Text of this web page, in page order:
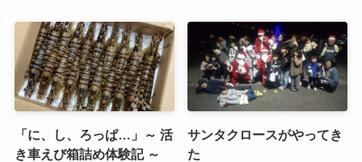
「に、し、ろっぱ…」～ 活
き車えび箱詰め体験記 ～
サンタクロースがやってき
た